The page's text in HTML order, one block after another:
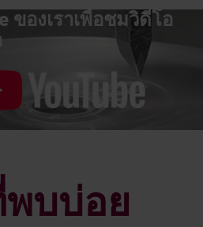
ของเราเพื่อชมวิดีโอ
บบ่อย